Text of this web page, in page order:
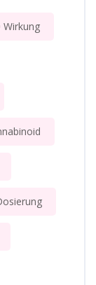
Wirkung